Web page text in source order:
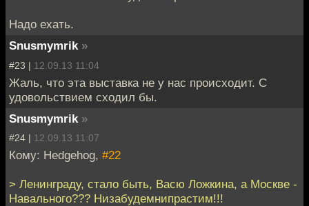
Надо ехать.
Snusmymrik »
#23 | 12.09.13 11:04
Жаль, что эта выставка не у нас происходит. С
удовольствием сходил бы.
Snusmymrik »
#24 | 12.09.13 11:07
Кому: Hedgehog, #22
> Ленинграду, стало быть, Васю Ложкина, а Москве -
Навального??? Низабудемнипрастим!!!